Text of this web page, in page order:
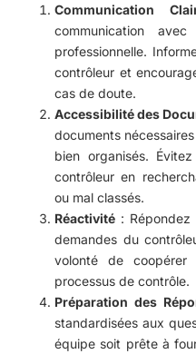
Communication
communication
professionnelle.
contrôleur et
cas de doute.
Accessibilité des
documents
bien organisés.
contrôleur en
ou mal classés.
Réactivité :
demandes du
volonté de
processus de contrôle.
Préparation des
standardisées aux
équipe soit prête à